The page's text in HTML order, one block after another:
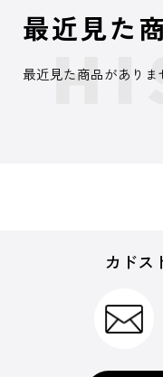
最近見た
最近見た商品がありま
カドス